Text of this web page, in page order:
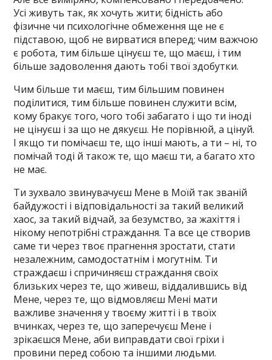
Усі живуть так, як хочуть жити; бідність або
фізичне чи психологічне обмеження ще не є
підставою, щоб не вирватися вперед; чим важчою
є робота, тим більше цінуєш те, що маєш, і тим
більше задоволення дають тобі твої здобутки.
Чим більше ти маєш, тим більшим повинен
поділитися, тим більше повинен служити всім,
кому бракує того, чого тобі забагато і що ти іноді
не цінуєш і за що не дякуєш. Не порівнюй, а цінуй.
І якщо ти помічаєш те, що інші мають, а ти – ні, то
помічай тоді й також те, що маєш ти, а багато хто
не має.
Ти зухвало звинувачуєш Мене в Моїй так званій
байдужості і відповідальності за такий великий
хаос, за такий відчай, за безумство, за жахіття і
нікому непотрібні страждання. Та все це створив
саме ти через твоє прагнення зростати, стати
незалежним, самодостатнім і могутнім. Ти
страждаєш і спричиняєш страждання своїх
близьких через те, що живеш, віддалившись від
Мене, через те, що відмовляєш Мені мати
важливе значення у твоєму житті і в твоїх
вчинках, через те, що заперечуєш Мене і
зрікаєшся Мене, аби виправдати свої гріхи і
провини перед собою та іншими людьми.